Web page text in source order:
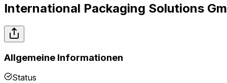
International Packaging Solutions
Allgemeine Informationen
Status